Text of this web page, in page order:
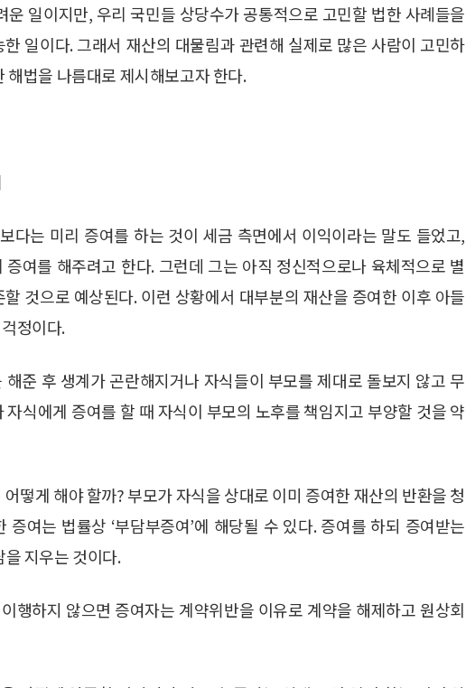
일이지만, 우리 국민들 상당수가 공통적으로 고민할 법한 사례들을
일이다. 그래서 재산의 대물림과 관련해 실제로 많은 사람이 고민하
해법을 나름대로 제시해보고자 한다.
다는 미리 증여를 하는 것이 세금 측면에서 이익이라는 말도 들었고,
여를 해주려고 한다. 그런데 그는 아직 정신적으로나 육체적으로 별
것으로 예상된다. 이런 상황에서 대부분의 재산을 증여한 이후 아들
정이다.
준 후 생계가 곤란해지거나 자식들이 부모를 제대로 돌보지 않고 무
식에게 증여를 할 때 자식이 부모의 노후를 책임지고 부양할 것을 약
떻게 해야 할까? 부모가 자식을 상대로 이미 증여한 재산의 반환을 청
여는 법률상 ‘부담부증여’에 해당될 수 있다. 증여를 하되 증여받는
지우는 것이다.
행하지 않으면 증여자는 계약위반을 이유로 계약을 해제하고 원상회